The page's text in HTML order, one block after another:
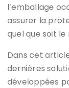
l’emballage
assurer la
quel que soit
Dans cet
dernières
développées